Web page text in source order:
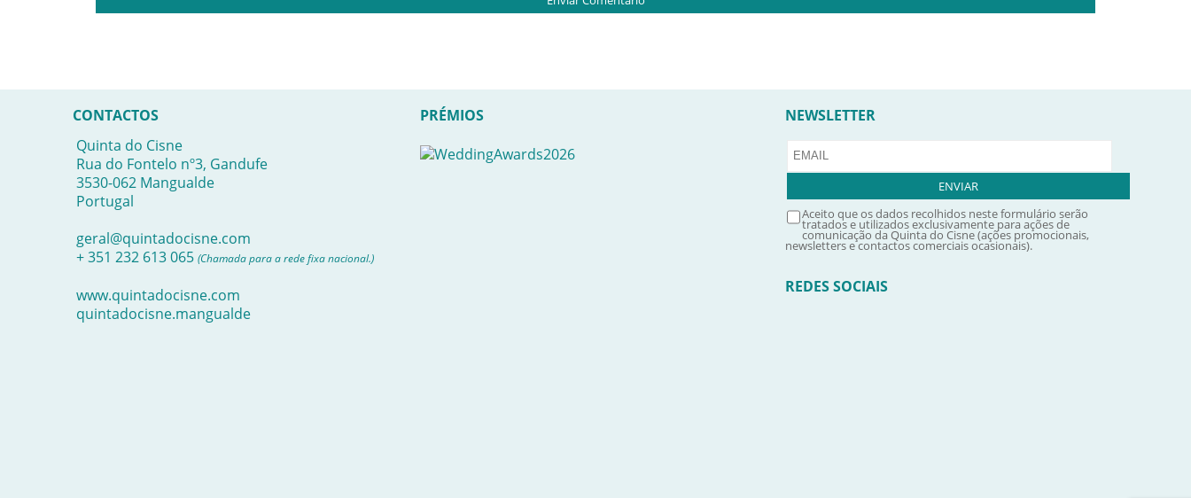
CONTACTOS
Quinta do Cisne
Rua do Fontelo nº3, Gandufe
3530-062 Mangualde
Portugal
geral@quintadocisne.com
+ 351 232 613 065 (Chamada para a rede fixa nacional.)
www.quintadocisne.com
quintadocisne.mangualde
PRÉMIOS NEWSLETTER
Aceito que os dados recolhidos neste formulário serão
tratados e utilizados exclusivamente para ações de
comunicação da Quinta do Cisne (ações promocionais,
newsletters e contactos comerciais ocasionais).
REDES SOCIAIS